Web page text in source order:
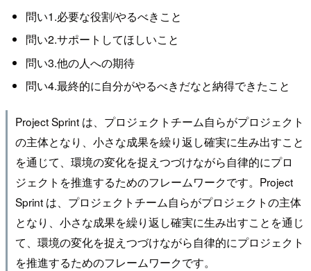
問い1.必要な役割/やるべきこと
問い2.サポートしてほしいこと
問い3.他の人への期待
問い4.最終的に自分がやるべきだなと納得できたこと
Project Sprint は、プロジェクトチーム自らがプロジェクト
の主体となり、小さな成果を繰り返し確実に生み出すこと
を通じて、環境の変化を捉えつづけながら自律的にプロ
ジェクトを推進するためのフレームワークです。 Project
Sprint は、プロジェクトチーム自らがプロジェクトの主体
となり、小さな成果を繰り返し確実に生み出すことを通じ
て、環境の変化を捉えつづけながら自律的にプロジェクト
を推進するためのフレームワークです。